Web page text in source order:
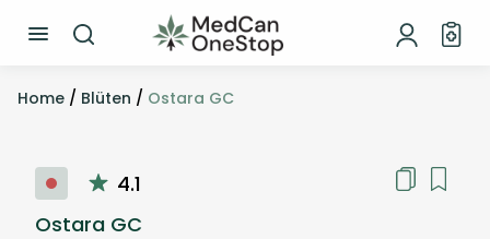
Home / Blüten / Ostara GC
4.1
Ostara GC